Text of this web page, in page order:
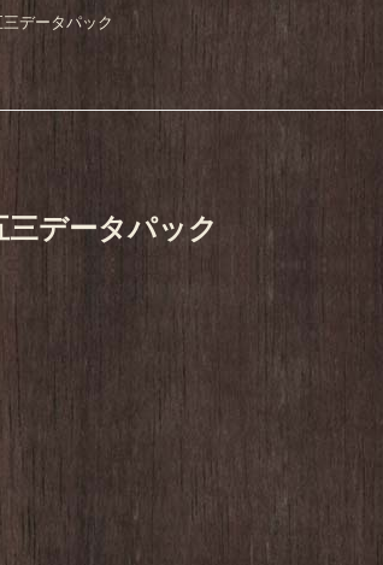
データパック
データパック